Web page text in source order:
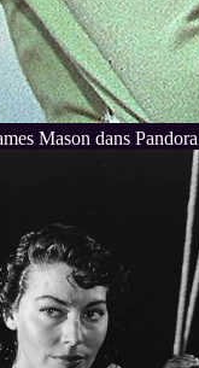
Mason dans Pandora